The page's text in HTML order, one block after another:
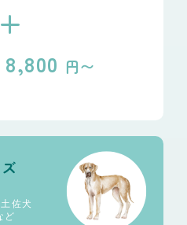
+
8,800 円〜
佐犬
ど